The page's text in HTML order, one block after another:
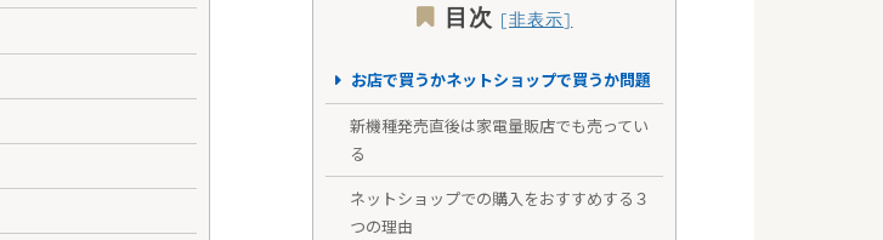
目次
お店で買うかネットショップで買うか問題
新機種発売直後は家電量販店でも売ってい
る
ネットショップでの購入をおすすめする３
つの理由